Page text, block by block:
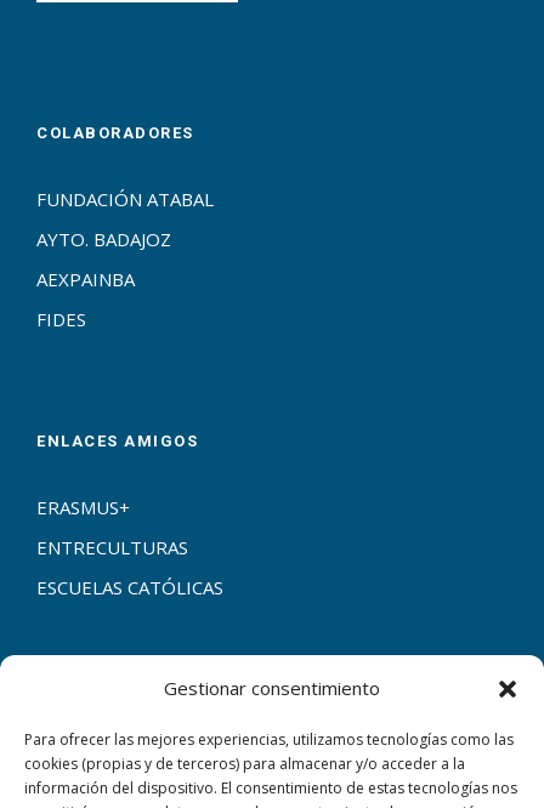
Gestionar consentimiento
Para ofrecer las mejores experiencias, utilizamos tecnologías como las
cookies (propias y de terceros) para almacenar y/o acceder a la
información del dispositivo. El consentimiento de estas tecnologías nos
COLABORADORES
FUNDACIÓN ATABAL
AYTO. BADAJOZ
AEXPAINBA
FIDES
ENLACES AMIGOS
ERASMUS+
ENTRECULTURAS
ESCUELAS CATÓLICAS
C/ Corte de Peleas, 79 06009 Badajoz